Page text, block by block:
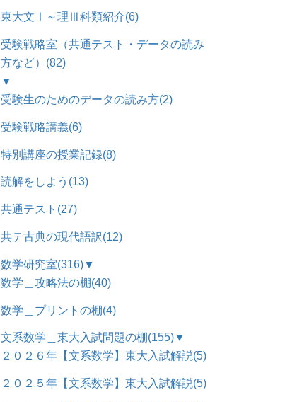
東大文Ⅰ～理Ⅲ科類紹介(6)
受験戦略室（共通テスト・データの読み
方など） (82)
▼
受験生のためのデータの読み方(2)
受験戦略講義(6)
特別講座の授業記録(8)
読解をしよう (13)
共通テスト (27)
共テ古典の現代語訳(12)
数学研究室(316)▼
数学＿攻略法の棚(40)
数学＿プリントの棚(4)
文系数学＿東大入試問題の棚(155)▼
２０２６年【文系数学】東大入試解説(5)
２０２５年【文系数学】東大入試解説(5)